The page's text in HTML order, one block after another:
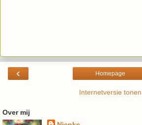
‹ Homepage
Internetversie tonen
Over mij